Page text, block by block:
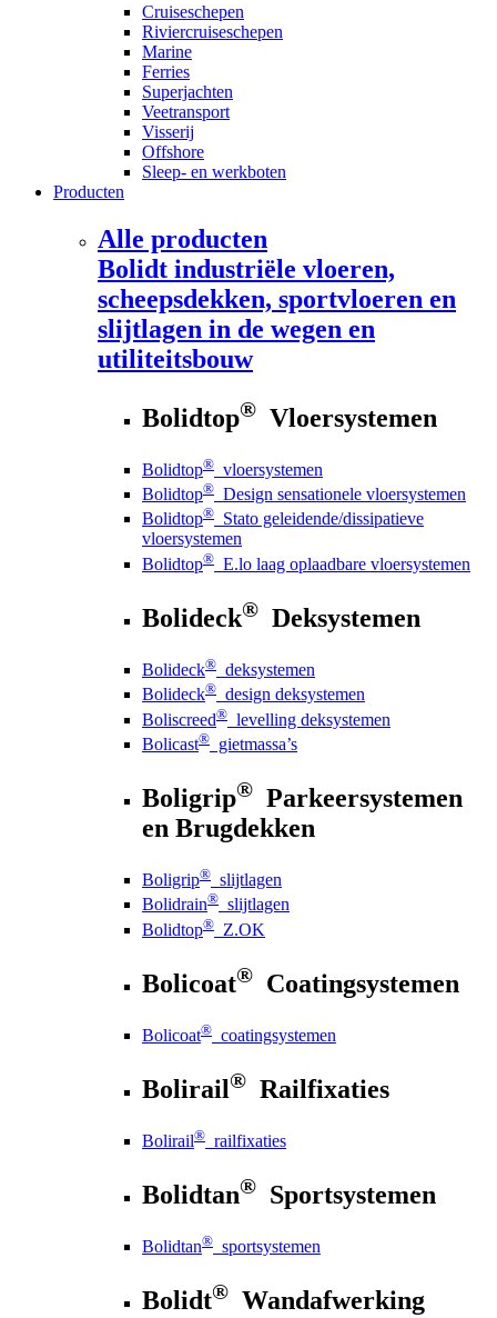
Cruiseschepen
Riviercruiseschepen
Marine
Ferries
Superjachten
Veetransport
Visserij
Offshore
Sleep- en werkboten
Producten
Alle producten
Bolidt industriële vloeren,
scheepsdekken, sportvloeren en
slijtlagen in de wegen en
utiliteitsbouw
Bolidtop® Vloersystemen
Bolidtop® vloersystemen
Bolidtop® Design sensationele vloersystemen
Bolidtop® Stato geleidende/dissipatieve
vloersystemen
Bolidtop® E.lo laag oplaadbare vloersystemen
Bolideck® Deksystemen
Bolideck® deksystemen
Bolideck® design deksystemen
Boliscreed® levelling deksystemen
Bolicast® gietmassa’s
Boligrip® Parkeersystemen
en Brugdekken
Boligrip® slijtlagen
Bolidrain® slijtlagen
Bolidtop® Z.OK
Bolicoat® Coatingsystemen
Bolicoat® coatingsystemen
Bolirail® Railfixaties
Bolirail® railfixaties
Bolidtan® Sportsystemen
Bolidtan® sportsystemen
Bolidt® Wandafwerking